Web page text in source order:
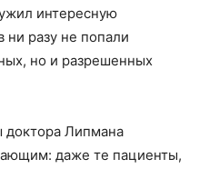
интересную
ни разу не попали
, но и разрешенных
Липмана
даже те пациенты,